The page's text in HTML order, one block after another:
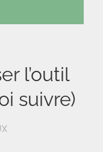
l’outil
suivre)